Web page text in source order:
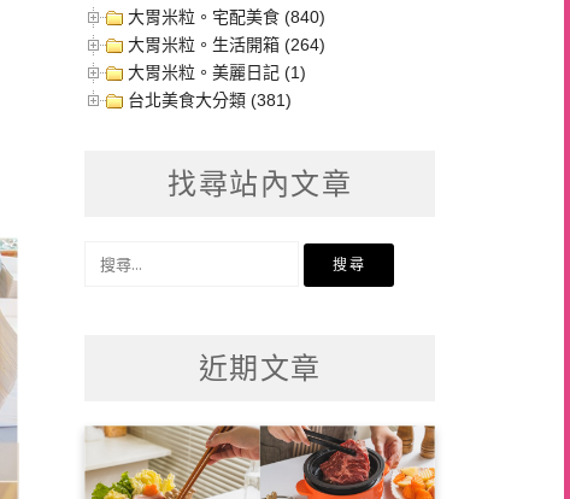
大胃米粒。宅配美食 (840)
大胃米粒。生活開箱 (264)
大胃米粒。美麗日記 (1)
台北美食大分類 (381)
找尋站內文章
近期文章